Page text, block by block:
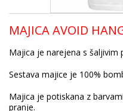
MAJICA AVOID
Majica je narejena s šaljivim
Sestava majice je 100%
Majica je potiskana z
pranje.